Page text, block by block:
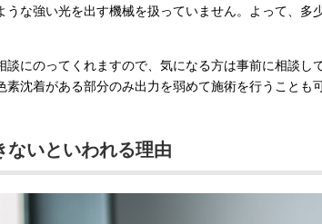
な強い光を出す機械を扱っていません。よって、多
にのってくれますので、気になる方は事前に相談し
沈着がある部分のみ出力を弱めて施術を行うことも
ないといわれる理由